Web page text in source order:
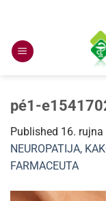
content
pé1-
Published 16. rujna
NEUROPATIJA,
FARMACEUTA